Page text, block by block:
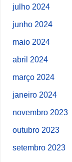
julho 2024
junho 2024
maio 2024
abril 2024
março 2024
janeiro 2024
novembro 2023
outubro 2023
setembro 2023